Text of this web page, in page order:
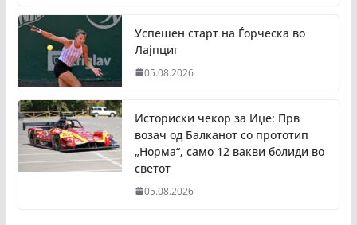
Успешен старт на Ѓорческа во
Лајпциг
05.08.2026
Историски чекор за Иџе: Прв
возач од Балканот со прототип
„Норма“, само 12 вакви болиди во
светот
05.08.2026